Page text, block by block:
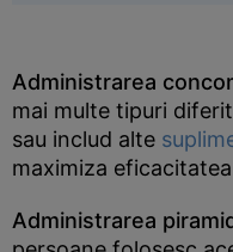
Administrarea
mai multe tipuri
sau includ alte
maximiza
Administrarea